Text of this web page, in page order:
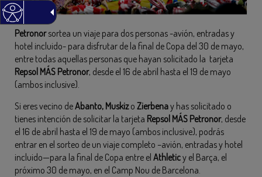
Petronorsortea un viaje para dos personas -avión, entradas y
hotel incluido- para disfrutar de la final de Copa del 30 de mayo,
entre todas aquellas personas que hayan solicitado la tarjeta
Repsol MÁS Petronor, desde el 16 de abril hasta el 19 de mayo
(ambos inclusive).
Si eres vecino deAbanto, Muskizo Zierbenay has solicitado o
tienes intención de solicitar la tarjeta Repsol MÁS Petronor, desde
el 16 de abril hasta el 19 de mayo (ambos inclusive), podrás
entrar en el sorteo de un viaje completo –avión, entradas y hotel
incluido—para la final de Copa entre el Athleticy el Barça, el
próximo 30 de mayo, en el Camp Nou de Barcelona.